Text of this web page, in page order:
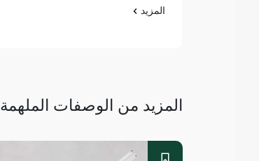
المزيد
المزيد من الوصفات الملهمة